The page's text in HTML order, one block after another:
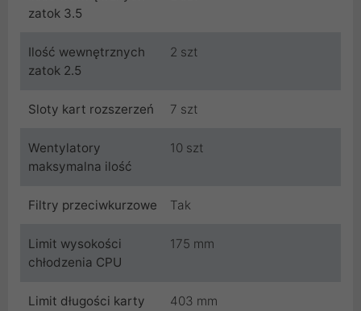
zatok 3.5
Ilość wewnętrznych
zatok 2.5
2 szt
Sloty kart rozszerzeń 7 szt
Wentylatory
maksymalna ilość
10 szt
Filtry przeciwkurzowe Tak
Limit wysokości
chłodzenia CPU
175 mm
Limit długości karty
403 mm